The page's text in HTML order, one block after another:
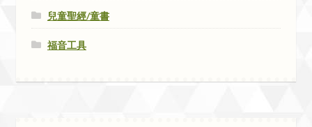
兒童聖經/童書
福音工具